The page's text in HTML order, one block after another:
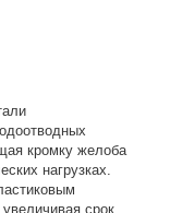
кромку желоба
нагрузках.
срок